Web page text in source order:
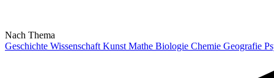
Nach Thema
Geschichte Wissenschaft Kunst Mathe Biologie Chemie Geografie